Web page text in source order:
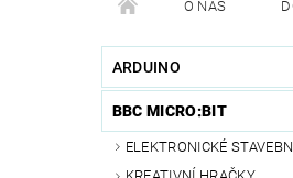
O NÁS
ARDUINO
BBC MICRO:BIT
ELEKTRONICKÉ